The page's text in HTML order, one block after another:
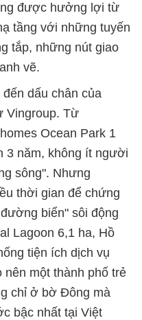
được hưởng lợi từ
tầng với những tuyến
tắp, những nút giao
vẽ.
dấu chân của
Vingroup. Từ
Ocean Park 1
3 năm, không ít người
sông". Nhưng
thời gian để chứng
biển" sôi động
Lagoon 6,1 ha, Hồ
tiện ích dịch vụ
nên một thành phố trẻ
chỉ ở bờ Đông mà
bậc nhất tại Việt